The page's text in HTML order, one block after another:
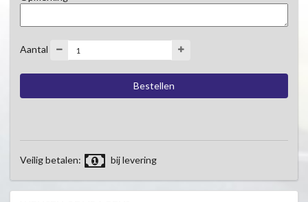
Aantal
Veilig betalen: bij levering